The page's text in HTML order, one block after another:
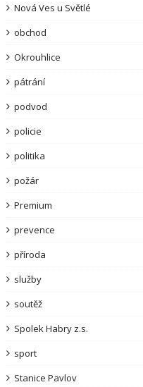
Nová Ves u Světlé
obchod
Okrouhlice
pátrání
podvod
policie
politika
požár
Premium
prevence
příroda
služby
soutěž
Spolek Habry z.s.
sport
Stanice Pavlov